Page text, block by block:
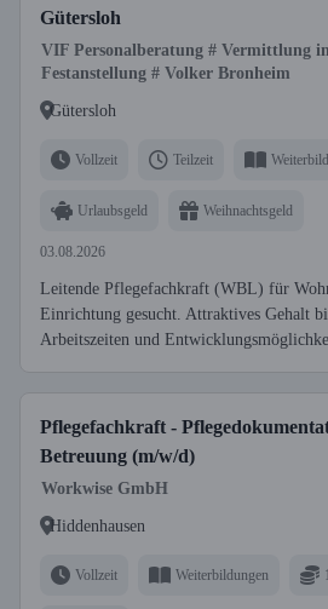
Gütersloh
VIF Personalberatung # Vermittlung
Festanstellung # Volker Bronheim
Gütersloh
Vollzeit Teilzeit
Urlaubsgeld Weihnachtsgeld
03.08.2026
Leitende Pflegefachkraft (WBL) für
Einrichtung gesucht. Attraktives Gehalt
Arbeitszeiten und
Pflegefachkraft -
Betreuung (m/w/d)
Workwise GmbH
Hiddenhausen
Vollzeit Weiterbildungen